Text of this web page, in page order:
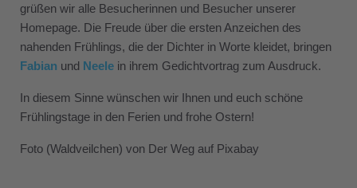
grüßen wir alle Besucherinnen und Besucher unserer
Homepage. Die Freude über die ersten Anzeichen des
nahenden Frühlings, die der Dichter in Worte kleidet, bringen
Fabian und Neele in ihrem Gedichtvortrag zum Ausdruck.
In diesem Sinne wünschen wir Ihnen und euch schöne
Frühlingstage in den Ferien und frohe Ostern!
Foto (Waldveilchen) von Der Weg auf Pixabay